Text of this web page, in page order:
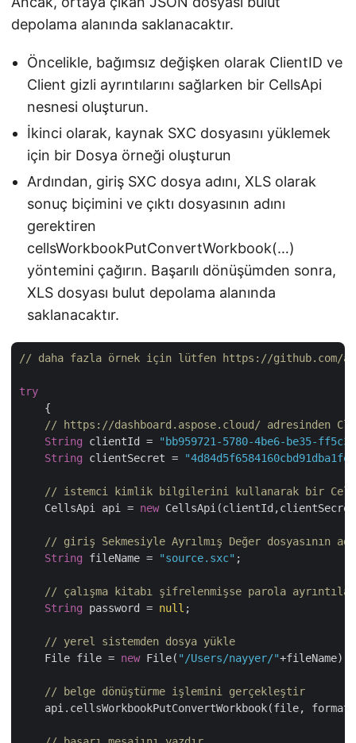
depolama alanında saklanacaktır.
Öncelikle, bağımsız değişken olarak ClientID ve
Client gizli ayrıntılarını sağlarken bir CellsApi
nesnesi oluşturun.
İkinci olarak, kaynak SXC dosyasını yüklemek
için bir Dosya örneği oluşturun
Ardından, giriş SXC dosya adını, XLS olarak
sonuç biçimini ve çıktı dosyasının adını
gerektiren
cellsWorkbookPutConvertWorkbook(…)
yöntemini çağırın. Başarılı dönüşümden sonra,
XLS dosyası bulut depolama alanında
saklanacaktır.
// daha fazla örnek için lütfen https://github.com/
try
    {
// https://dashboard.aspose.cloud/ adresinden
String clientId =
"bb959721-5780-4be6-be35-
String clientSecret =
// istemci kimlik bilgilerini kullanarak bir
    CellsApi api =
new
// giriş Sekmesiyle Ayrılmış Değer dosyasının adı
String fileName = "source.sxc" ;
// çalışma kitabı şifrelenmişse parola
String password = null ;
// yerel sistemden dosya yükle
    File file =
new File( "/Users/nayyer/"+fileName);
// belge dönüştürme işlemini gerçekleştir
api.cellsWorkbookPutConvertWorkbook(file,